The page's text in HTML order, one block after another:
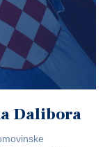
Dalibora